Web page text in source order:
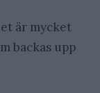
är mycket
backas upp